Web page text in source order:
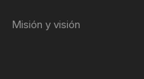
Misión y visión